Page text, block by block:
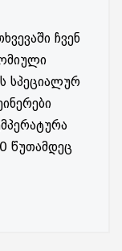
ჩვენ
სპეციალურ
წუთამდეც